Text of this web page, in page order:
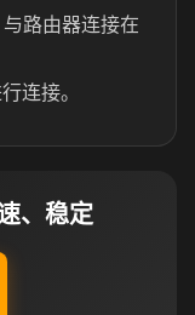
路由器连接在
连接。
、稳定